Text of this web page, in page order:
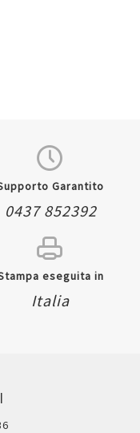
Garantito
0437 852392
eseguita in
Italia